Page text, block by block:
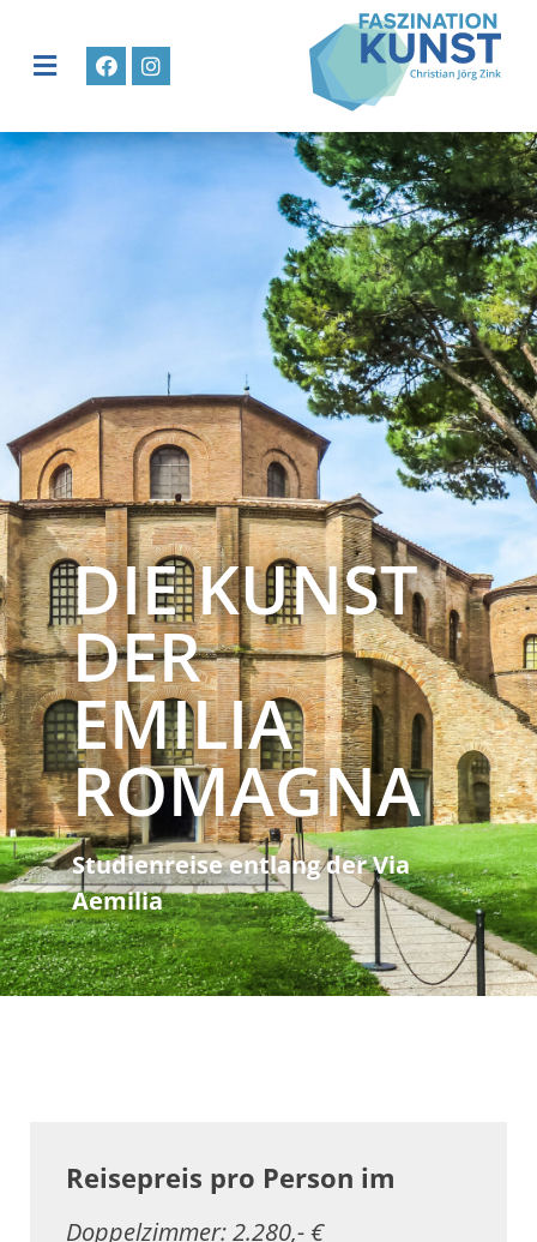
DIE KUNST
DER
EMILIA
ROMAGNA
Studienreise entlang der Via
Aemilia
Reisepreis pro Person im
Doppelzimmer: 2.280,- €